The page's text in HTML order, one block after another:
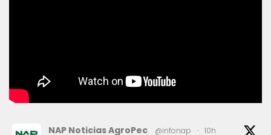
NAP Noticias AgroPec @infonap · 10h